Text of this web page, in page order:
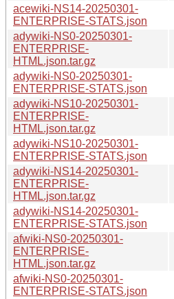
acewiki-NS14-20250301-
ENTERPRISE-STATS.json
adywiki-NS0-20250301-
ENTERPRISE-
HTML.json.tar.gz
adywiki-NS0-20250301-
ENTERPRISE-STATS.json
adywiki-NS10-20250301-
ENTERPRISE-
HTML.json.tar.gz
adywiki-NS10-20250301-
ENTERPRISE-STATS.json
adywiki-NS14-20250301-
ENTERPRISE-
HTML.json.tar.gz
adywiki-NS14-20250301-
ENTERPRISE-STATS.json
afwiki-NS0-20250301-
ENTERPRISE-
HTML.json.tar.gz
afwiki-NS0-20250301-
ENTERPRISE-STATS.json